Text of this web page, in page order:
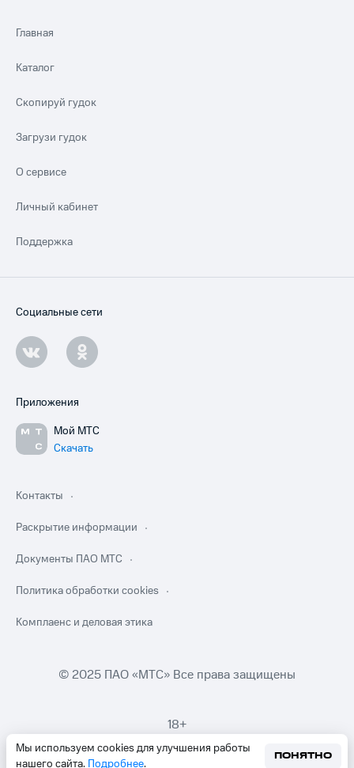
Мы используем cookies для улучшения работы
нашего сайта. Подробнее.
ПОНЯТНО
Главная
Каталог
Скопируй гудок
Загрузи гудок
О сервисе
Личный кабинет
Поддержка
Социальные сети
Приложения
Мой МТС
Скачать
Контакты
Раскрытие информации
Документы ПАО МТС
Политика обработки cookies
Комплаенс и деловая этика
© 2025 ПАО «МТС» Все права защищены
18+